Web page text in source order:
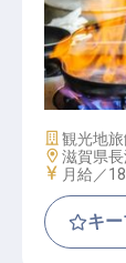
洋食鉄
施設業態
観光地
勤務地
滋賀県
給与
月給／
キー